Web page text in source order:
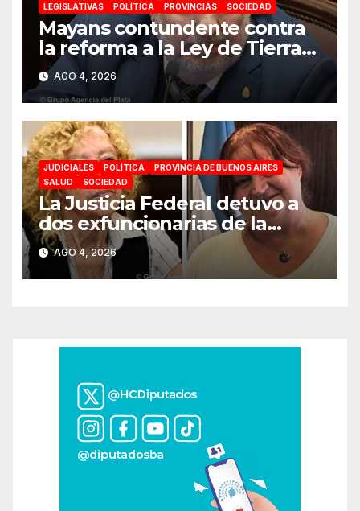
LEGISLATIVAS POLÍTICA PROVINCIAS SOCIEDAD
Mayans contundente contra
la reforma a la Ley de Tierras:
«Esta ley vende el país»
AGO 4, 2026
JUDICIALES POLÍTICA
PROVINCIA DE BUENOS AIRES
SALUD
SOCIEDAD
La Justicia Federal detuvo a
dos exfuncionarias de la
ANMAT y el INAME por la
causa del fentanilo
contaminado
AGO 4, 2026